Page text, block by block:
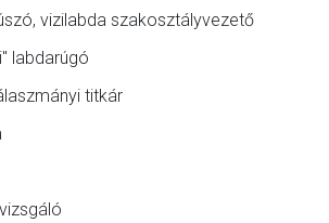
vizilabda szakosztályvezető
labdarúgó
titkár